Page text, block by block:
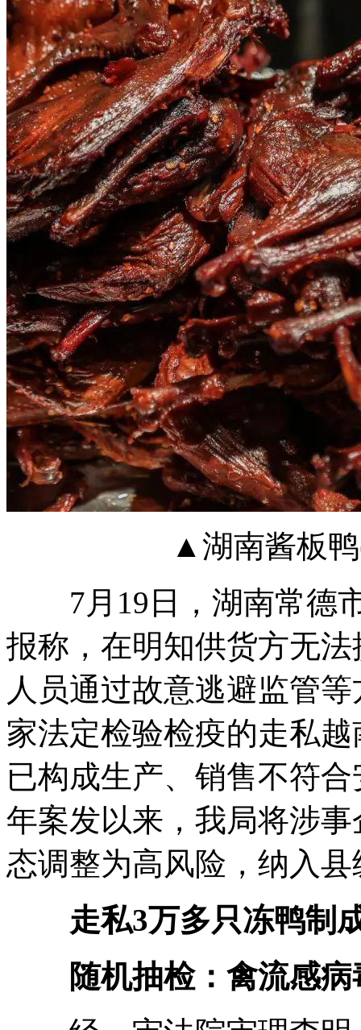
▲湖南酱板鸭(
7月19日，湖南常德市
报称，在明知供货方无
人员通过故意逃避监管
家法定检验检疫的走私
已构成生产、销售不符
年案发以来，我局将涉
态调整为高风险，纳入
走私3万多只冻鸭制
随机抽检：禽流感病